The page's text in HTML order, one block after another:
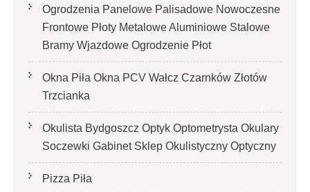
Ogrodzenia Panelowe Palisadowe Nowoczesne
Frontowe Płoty Metalowe Aluminiowe Stalowe
Bramy Wjazdowe Ogrodzenie Płot
Okna Piła Okna PCV Wałcz Czarnków Złotów
Trzcianka
Okulista Bydgoszcz Optyk Optometrysta Okulary
Soczewki Gabinet Sklep Okulistyczny Optyczny
Pizza Piła